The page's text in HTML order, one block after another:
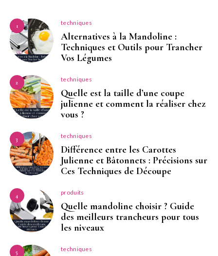
1 techniques
Alternatives à la Mandoline :
Techniques et Outils pour Trancher
Vos Légumes
2 techniques
Quelle est la taille d’une coupe
julienne et comment la réaliser chez
vous ?
3 techniques
Différence entre les Carottes
Julienne et Bâtonnets : Précisions sur
Ces Techniques de Découpe
4 produits
Quelle mandoline choisir ? Guide
des meilleurs trancheurs pour tous
les niveaux
5 techniques